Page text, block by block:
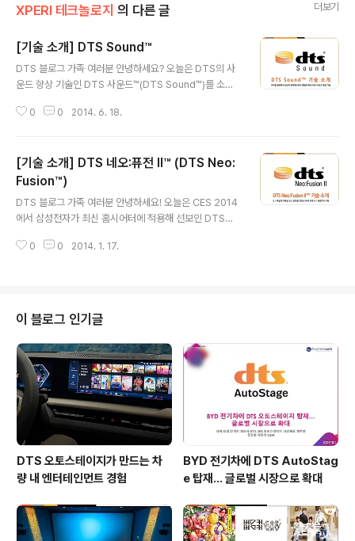
XPERI 테크놀로지 의 다른 글 더보기
[기술 소개] DTS Sound™
DTS 블로그 가족 여러분 안녕하세요? 오늘은 DTS의 사
운드 향상 기술인 DTS 사운드™(DTS Sound™)를 소개
이제 음악과 영화, 게임 등 엔터테인먼트를 즐기는 데 없어
전 그대로라면 아무리 값비싼 가격의 모바일 기기라 하더
라도 만족할 수 없겠죠. DTS 사운드™는 모바일 기기에서
도 영화관 못지 않은 최상의 엔터테인먼트를 즐길 수 있도
록 하기 위해 개발된 오디오 솔루션입니다. 그럼 DTS 사운
모바일 기기의 스피커를 보안하기 위한 기술로, 한층 실감
0 0 2014. 6. 18.
[기술 소개] DTS 네오:퓨전 II™ (DTS Neo:
Fusion™)
DTS 블로그 가족 여러분 안녕하세요! 오늘은 CES 2014
에서 삼성전자가 최신 홈시어터에 적용해 선보인 DTS의
에 이어 올해의 홈시어터에도 DTS 네오:퓨전™(DTS Ne
를 통해 홈시어터 BD-HES H7730WM 모델에 적용된 D
TS 네오:퓨전 II™를 시연하기도 했답니다! ◀ 삼성전자가
CES 2014를 통해 선보인 블루레이 홈시어터, BD-HES
H7730WM DTS 네오:퓨전 II™은 2채널로 제작된 콘텐
츠를 5.1채널로 업믹스하여 가상의 "Hei..
0 0 2014. 1. 17.
이 블로그 인기글
DTS 오토스테이지가 만드는 차
량 내 엔터테인먼트 경험
BYD 전기차에 DTS AutoStag
e 탑재… 글로벌 시장으로 확대